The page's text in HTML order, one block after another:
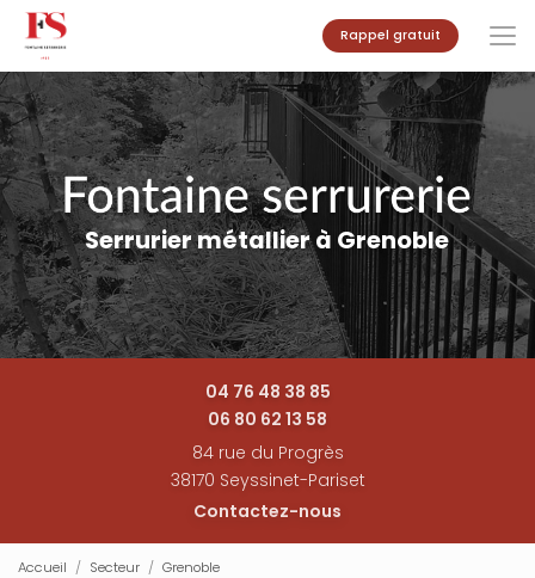
Aller
contenu
principal
Rappel gratuit
Serrurier métallier à Grenoble
04 76 48 38 85
06 80 62 13 58
84 rue du Progrès
38170 Seyssinet-Pariset
Contactez-nous
Accueil Secteur
Grenoble